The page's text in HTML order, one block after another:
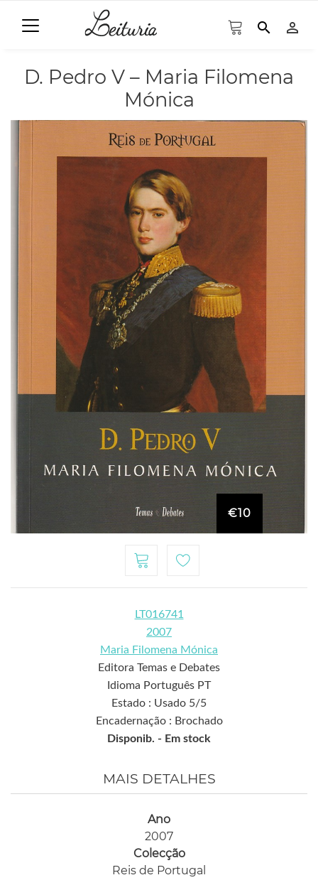
search person_outline
D. Pedro V – Maria Filomena
Mónica
€10
LT016741
2007
Maria Filomena Mónica
Editora Temas e Debates
Idioma Português PT
Estado : Usado 5/5
Encadernação : Brochado
Disponib. - Em stock
MAIS DETALHES
Ano
2007
Colecção
Reis de Portugal